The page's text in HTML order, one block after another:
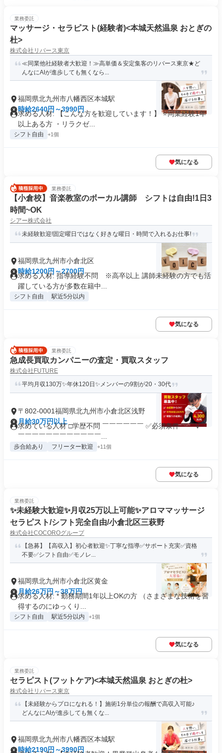
業務委託
マッサージ・セラピスト(経験者)<本城天然温泉 おとぎの
杜>
株式会社リバース東京
≪同業他社経験者大歓迎！≫高単価＆安定集客のリバース東京★ど
んなにAIが進歩しても無くなら...
福岡県北九州市八幡西区本城駅
時給2640円～3990円
求める人材: 【こんな方を歓迎しています！】 ⭐️同業経験1年
以上ある方 ・リラクゼ...
シフト自由 +1個
気になる
業務委託
【小倉校】音楽教室のボーカル講師 シフトは自由!1日3
時間~OK
シアー株式会社
未経験歓迎!固定曜日ではなく好きな曜日・時間で入れるお仕事!
福岡県北九州市小倉北区
時給1200円～2700円
求める人材: 指導経験不問 ※高卒以上 講師未経験の方でも活
躍している方が多数在籍中...
シフト自由 駅近5分以内
気になる
業務委託
急成長買取カンパニーの査定・買取スタッフ
株式会社FUTURE
平均月収130万✨年休120日✨メンバーの9割が20・30代
〒802-0001福岡県北九州市小倉北区浅野
月給30万円以上
求めている人材 □学歴不問 ￣￣￣￣￣￣ ✅必須条件 ￣￣V￣
￣￣￣￣￣￣￣￣￣￣￣￣...
歩合給あり フリーター歓迎 +11個
気になる
業務委託
✨️未経験大歓迎✨️月収25万以上可能✨️アロママッサージ
セラピスト/シフト完全自由/小倉北区三萩野
株式会社COCOROグループ
【急募】【高収入】初心者歓迎✨️丁寧な指導✅サポート充実✅資格
不要✅️シフト自由✅️モノレ...
福岡県北九州市小倉北区黄金
月給26万円～38万円
求める人材: * 勤務期間1年以上OKの方 （さまざまな技術を習
得するのにゆっくり...
シフト自由 駅近5分以内 +1個
気になる
業務委託
セラピスト(フットケア)<本城天然温泉 おとぎの杜>
株式会社リバース東京
【未経験からプロになれる！】施術1分単位の報酬で高収入可能♪
どんなにAIが進歩しても無くな...
福岡県北九州市八幡西区本城駅
時給2190円～3990円